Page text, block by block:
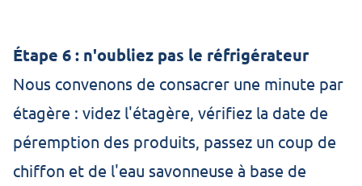
Étape 6 : n'oubliez pas le réfrigérateur
Nous convenons de consacrer une minute par
étagère : videz l'étagère, vérifiez la date de
péremption des produits, passez un coup de
chiffon et de l'eau savonneuse à base de